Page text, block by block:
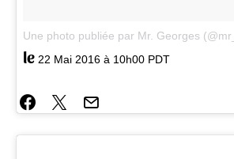
Une photo publiée par Mr. Georges
le 22 Mai 2016 à 10h00 PDT